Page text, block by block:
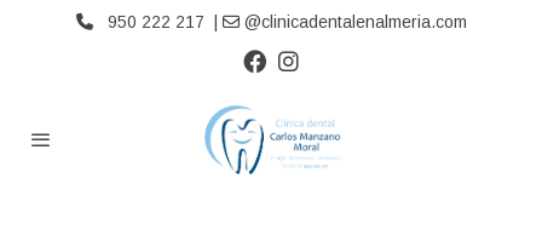
950 222 217 | @clinicadentalenalmeria.com